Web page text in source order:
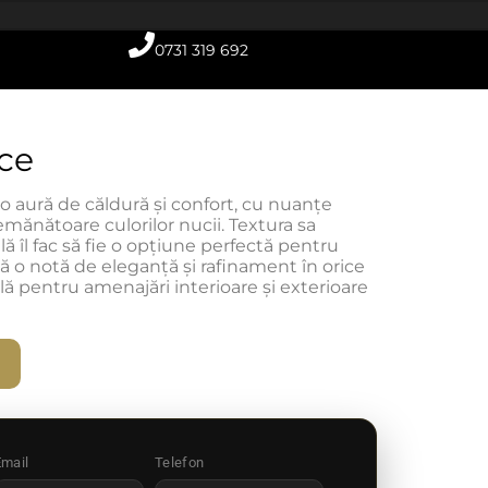
0731 319 692
aură de căldură și confort, cu nuanțe
culorilor nucii. Textura sa
îl fac să fie o opțiune perfectă pentru
o notă de eleganță și rafinament în orice
pentru amenajări interioare și exterioare
Telefon